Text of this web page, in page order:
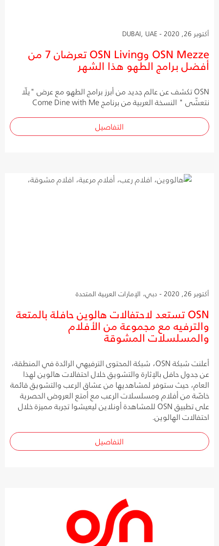
أكتوبر 26, 2020 - DUBAI, UAE
OSN Mezze وOSN Living تعرضان 7 من
أفضل برامج الطهو هذا الشهر
OSN تكشف عن عالم جديد من أبرز برامج الطهو مع عرض "يلّا
نتعشّى " النسخة العربية من برنامج Come Dine with Me
التفاصيل
أكتوبر 26, 2020 - دبي، الإمارات العربية المتحدة
OSN تستعد لاحتفالات هالوين حافلة بالمتعة
والترفيه مع مجموعة من الأفلام
والمسلسلات المشوقة
أعلنت شبكة OSN، شبكة المحتوى الترفيهي الرائدة في المنطقة،
عن جدول حافل بالإثارة والتشويق خلال احتفالات هالوين لهذا
العام، حيث ستوفر لمشاهديها من عشاق الرعب والتشويق قائمة
خاصّة من أفلام ومسلسلات الرعب مع أمتع العروض الحصرية
على تطبيق OSN للمشاهدة أونلاين ليعيشوا تجربة مميزة خلال
احتفالات الهالوين.
التفاصيل